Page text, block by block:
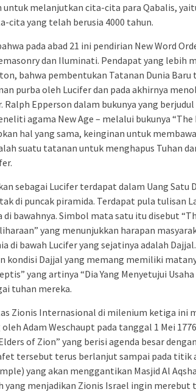
untuk melanjutkan cita-cita para Qabalis,
cita yang telah berusia 4000 tahun.
pada abad 21 ini pendirian New Word
dan Iluminati. Pendapat yang lebih
bahwa pembentukan Tatanan Dunia Baru
purba oleh Lucifer dan pada akhirnya
Epperson dalam bukunya yang berjudul
agama New Age – melalui bukunya
hal yang sama, keinginan untuk
suatu tatanan untuk menghapus Tuhan
sebagai Lucifer terdapat dalam Uang Satu
di puncak piramida. Terdapat pula tulisan
bawahnya. Simbol mata satu itu disebut
yang menunjukkan harapan
di bawah Lucifer yang sejatinya adalah
kondisi Dajjal yang memang memiliki
yang artinya “Dia Yang Menyetujui
tuhan mereka.
Zionis Internasional di milenium ketiga ini
Adam Weschaupt pada tanggal 1 Mei
of Zion” yang berisi agenda besar
tersebut terus berlanjut sampai pada titik
yang akan menggantikan Masjid Al
menjadikan Zionis Israel ingin merebut